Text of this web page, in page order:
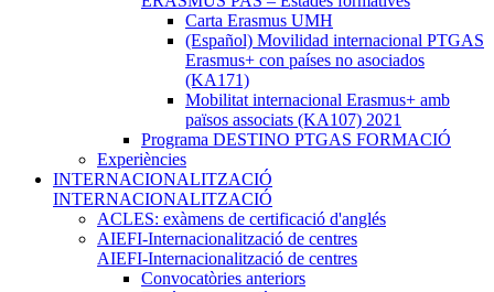
Carta Erasmus UMH
(Español) Movilidad internacional PTGAS
Erasmus+ con países no asociados
(KA171)
Mobilitat internacional Erasmus+ amb
països associats (KA107) 2021
Programa DESTINO PTGAS FORMACIÓ
Experiències
INTERNACIONALITZACIÓ
INTERNACIONALITZACIÓ
ACLES: exàmens de certificació d'anglés
AIEFI-Internacionalització de centres
AIEFI-Internacionalització de centres
Convocatòries anteriors